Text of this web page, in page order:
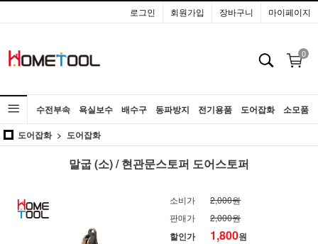
로그인 회원가입 장바구니 마이페이지
0
수전부속 욕실보수 배수구 동파방지 전기용품 도어잡화 소모품
공구도어잡화 도어잡화
말굽 (소) / 현관문스토퍼 도어스토퍼
소비가
2,000원
판매가
2,000원
할인가 1,800원